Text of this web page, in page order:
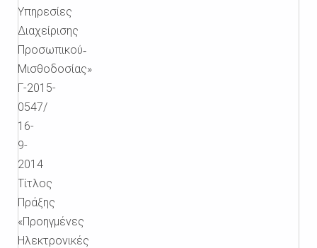
Υπηρεσίες
Διαχείρισης
Προσωπικού‐
Μισθοδοσίας»
Γ-2015-
0547/
16-
9-
2014
Τίτλος
Πράξης
«Προηγμένες
Ηλεκτρονικές